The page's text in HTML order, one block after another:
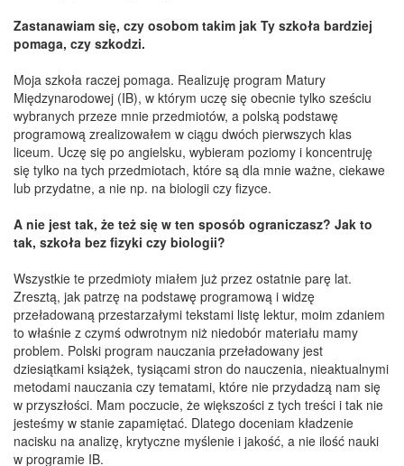
Zastanawiam się, czy osobom takim jak Ty szkoła bardziej
pomaga, czy szkodzi.
Moja szkoła raczej pomaga. Realizuję program Matury
Międzynarodowej (IB), w którym uczę się obecnie tylko sześciu
wybranych przeze mnie przedmiotów, a polską podstawę
programową zrealizowałem w ciągu dwóch pierwszych klas
liceum. Uczę się po angielsku, wybieram poziomy i koncentruję
się tylko na tych przedmiotach, które są dla mnie ważne, ciekawe
lub przydatne, a nie np. na biologii czy fizyce.
A nie jest tak, że też się w ten sposób ograniczasz? Jak to
tak, szkoła bez fizyki czy biologii?
Wszystkie te przedmioty miałem już przez ostatnie parę lat.
Zresztą, jak patrzę na podstawę programową i widzę
przeładowaną przestarzałymi tekstami listę lektur, moim zdaniem
to właśnie z czymś odwrotnym niż niedobór materiału mamy
problem. Polski program nauczania przeładowany jest
dziesiątkami książek, tysiącami stron do nauczenia, nieaktualnymi
metodami nauczania czy tematami, które nie przydadzą nam się
w przyszłości. Mam poczucie, że większości z tych treści i tak nie
jesteśmy w stanie zapamiętać. Dlatego doceniam kładzenie
nacisku na analizę, krytyczne myślenie i jakość, a nie ilość nauki
w programie IB.